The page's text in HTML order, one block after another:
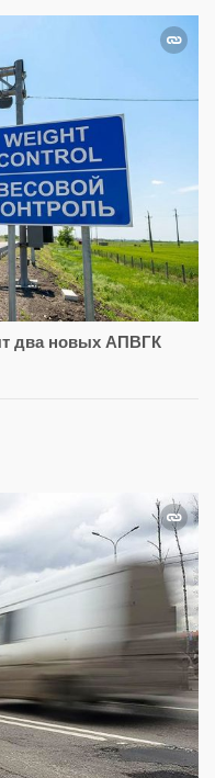
два новых АПВГК